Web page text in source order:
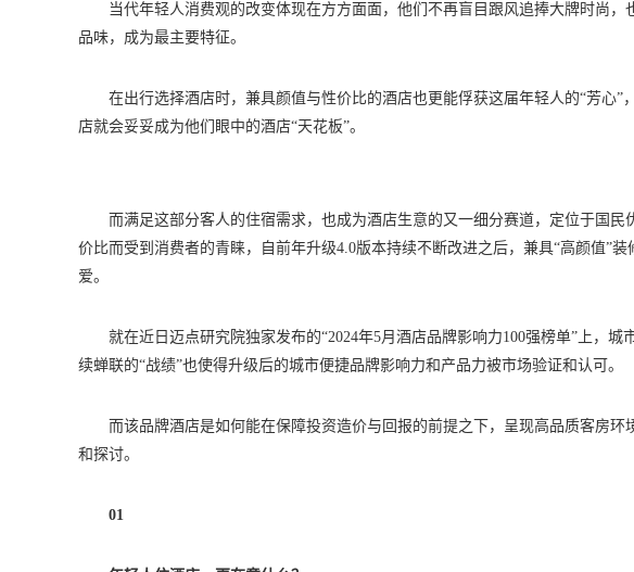
当代年轻人消费观的改变体现在方方面面，他们不再盲目跟风追捧大牌时尚
品味，成为最主要特征。
在出行选择酒店时，兼具颜值与性价比的酒店也更能俘获这届年轻人的“芳心
店就会妥妥成为他们眼中的酒店“天花板”。
而满足这部分客人的住宿需求，也成为酒店生意的又一细分赛道，定位于国
价比而受到消费者的青睐，自前年升级4.0版本持续不断改进之后，兼具“高颜值”
爱。
就在近日迈点研究院独家发布的“2024年5月酒店品牌影响力100强榜单”上，
续蝉联的“战绩”也使得升级后的城市便捷品牌影响力和产品力被市场验证和认可。
而该品牌酒店是如何能在保障投资造价与回报的前提之下，呈现高品质客房
和探讨。
01